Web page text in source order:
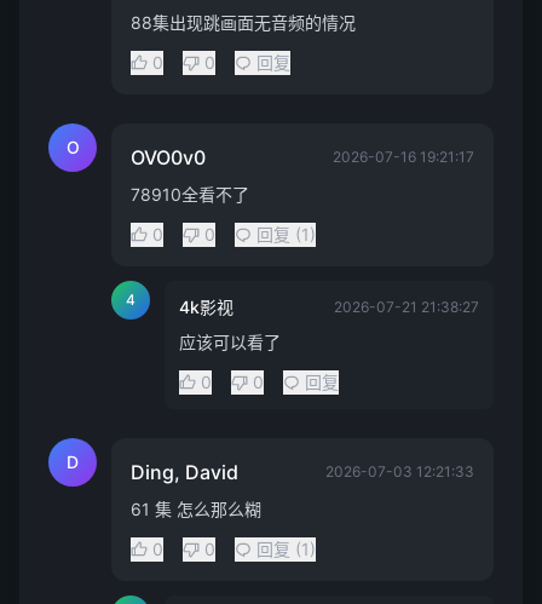
88集出现跳画面无音频的情况
0
0 回复
O OVO0v0 2026-07-16 19:21:17
78910全看不了
0
0 回复 (1)
4 4k影视 2026-07-21 21:38:27
应该可以看了
0
0 回复
D Ding, David 2026-07-03 12:21:33
61 集 怎么那么糊
0
0 回复 (1)